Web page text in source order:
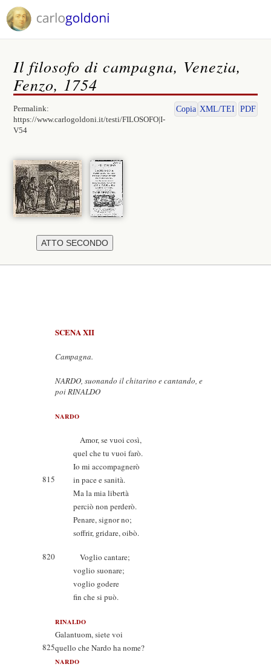
Il filosofo di campagna, Venezia,
Fenzo, 1754
Permalink:
https://www.carlogoldoni.it/testi/FILOSOFO|I-
V54
Copia XML/TEI PDF
SCENA XII
Campagna.
NARDO, suonando il chitarino e cantando, e
poi RINALDO
NARDO
Amor, se vuoi così,
quel che tu vuoi farò.
Io mi accompagnerò
815
in pace e sanità.
Ma la mia libertà
perciò non perderò.
Penare, signor no;
soffrir, gridare, oibò.
820
Voglio cantare;
voglio suonare;
voglio godere
fin che si può.
RINALDO
Galantuom, siete voi
825quello che Nardo ha nome?
NARDO